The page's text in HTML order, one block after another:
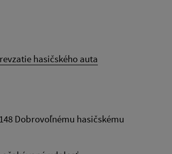
hasičského auta
Dobrovoľnému hasičskému